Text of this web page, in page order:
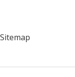
Sitemap